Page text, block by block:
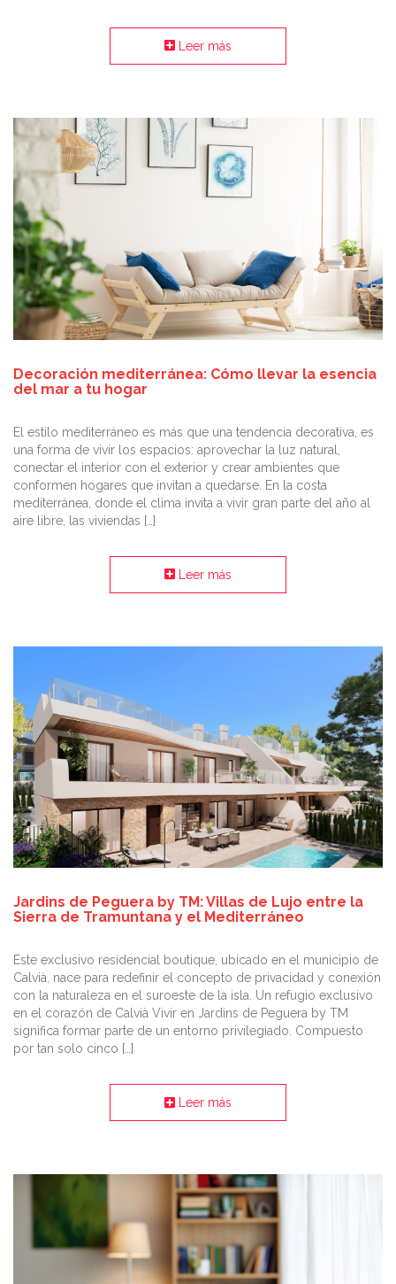
Leer más
Decoración mediterránea: Cómo llevar la esencia
del mar a tu hogar
El estilo mediterráneo es más que una tendencia decorativa, es
una forma de vivir los espacios: aprovechar la luz natural,
conectar el interior con el exterior y crear ambientes que
conformen hogares que invitan a quedarse. En la costa
mediterránea, donde el clima invita a vivir gran parte del año al
aire libre, las viviendas […]
Leer más
Jardins de Peguera by TM: Villas de Lujo entre la
Sierra de Tramuntana y el Mediterráneo
Este exclusivo residencial boutique, ubicado en el municipio de
Calvià, nace para redefinir el concepto de privacidad y conexión
con la naturaleza en el suroeste de la isla. Un refugio exclusivo
en el corazón de Calvià Vivir en Jardins de Peguera by TM
significa formar parte de un entorno privilegiado. Compuesto
por tan solo cinco […]
Leer más